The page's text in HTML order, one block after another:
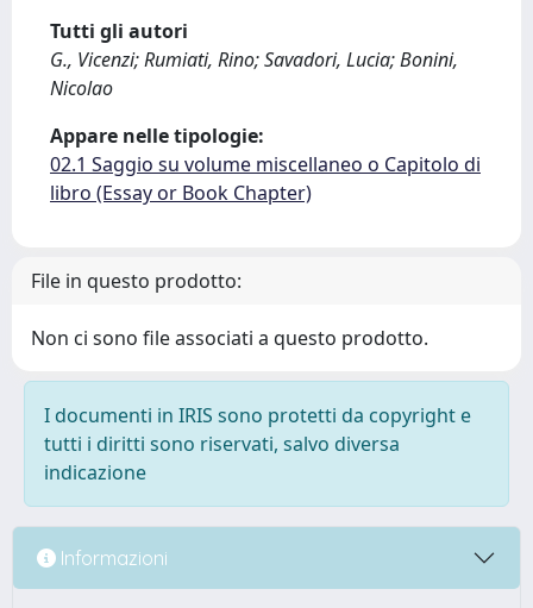
Tutti gli autori
G., Vicenzi; Rumiati, Rino; Savadori, Lucia; Bonini,
Nicolao
Appare nelle tipologie:
02.1 Saggio su volume miscellaneo o Capitolo di
libro (Essay or Book Chapter)
File in questo prodotto:
Non ci sono file associati a questo prodotto.
I documenti in IRIS sono protetti da copyright e
tutti i diritti sono riservati, salvo diversa
indicazione
Informazioni